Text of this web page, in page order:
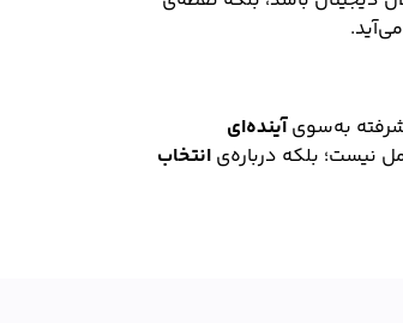
به‌سویآینده‌ای
نیست؛ بلکه درباره‌ی انتخاب